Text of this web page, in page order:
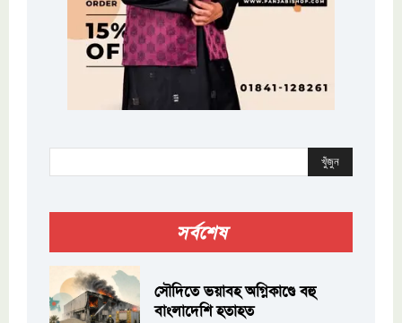
খুঁজুন
সর্বশেষ
সৌদিতে ভয়াবহ অগ্নিকাণ্ডে বহু
বাংলাদেশি হতাহত